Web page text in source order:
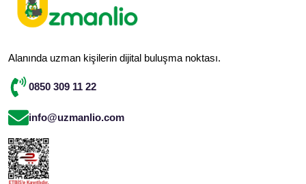
Alanında uzman kişilerin dijital buluşma noktası.
0850 309 11 22
info@uzmanlio.com